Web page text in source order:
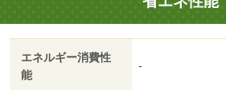
粧台／駐輪場／宅配ボックス／即入
金不要／３口以上コンロ／対面式キ
ペット相談／オートバス／グリル付
居相談／２沿線利用可／ネット使用
エネルギー消費性
能
-